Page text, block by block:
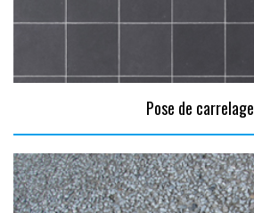
Pose de carrelage